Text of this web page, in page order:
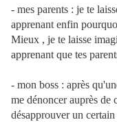
- mes parents : je te
apprenant enfin
Mieux , je te laisse
apprenant que tes
- mon boss : après
me dénoncer auprès de
désapprouver un